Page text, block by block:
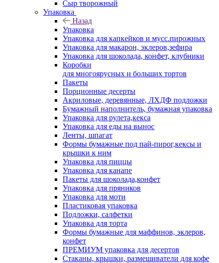
Сыр творожный
Упаковка
Назад
Упаковка
Упаковка для капкейков и мусс.пирожных
Упаковка для макарон, эклеров,зефира
Упаковка для шоколада, конфет, клубники
Коробки
для многоярусных и больших тортов
Пакеты
Порционные десерты
Акриловые, деревянные, ЛХДФ подложки
Бумажный наполнитель, бумажная упаковка
Упаковка для рулета,кекса
Упаковка для еды на вынос
Ленты, шпагат
Формы бумажные под пай-пирог,кексы и
крышки к ним
Упаковка для пиццы
Упаковка для канапе
Пакеты для шоколада,конфет
Упаковка для пряников
Упаковка для моти
Пластиковая упаковка
Подложки, салфетки
Упаковка для торта
Формы бумажные для маффинов, эклеров,
конфет
ПРЕМИУМ упаковка для десертов
Стаканы, крышки, размешиватели для кофе